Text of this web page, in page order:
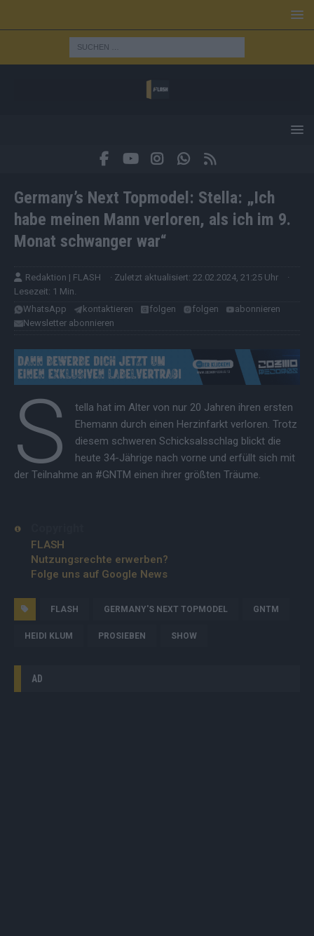
Germany’s Next Topmodel: Stella: „Ich
habe meinen Mann verloren, als ich im 9.
Monat schwanger war“
Redaktion | FLASH · Zuletzt aktualisiert: 22.02.2024, 21:25 Uhr
·
Lesezeit: 1 Min.
WhatsApp
kontaktieren folgen folgen
abonnieren
Newsletter abonnieren
S
tella hat im Alter von nur 20 Jahren ihren ersten
Ehemann durch einen Herzinfarkt verloren. Trotz
diesem schweren Schicksalsschlag blickt die
heute 34-Jährige nach vorne und erfüllt sich mit
der Teilnahme an #GNTM einen ihrer größten Träume.
FLASH
Nutzungsrechte erwerben?
Folge uns auf Google News
FLASH GERMANY'S NEXT TOPMODEL GNTM
HEIDI KLUM PROSIEBEN SHOW
AD